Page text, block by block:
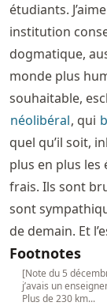
étudiants.
institution
dogmatique,
monde plus
souhaitable,
néolibéral, qui
quel qu’il soit,
plus en plus
frais. Ils sont
sont
de demain. Et
Footnotes
[Note du 5
j’avais un
Plus de 230 km...